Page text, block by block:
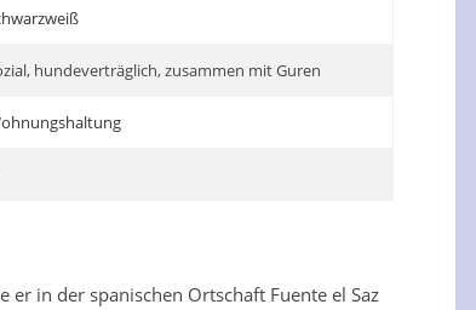
hundeverträglich, zusammen mit Guren
er in der spanischen Ortschaft Fuente el Saz